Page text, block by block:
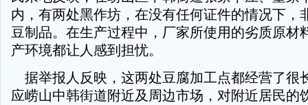
内，有两处黑作坊，在没有任何证件的情况下，
豆制品。在生产过程中，厂家所使用的劣质原材
产环境都让人感到担忧。
据举报人反映，这两处豆腐加工点都经营了很
应崂山中韩街道附近及周边市场，对附近居民的